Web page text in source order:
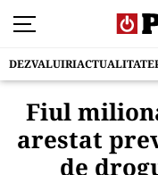
DEZVALUIRIACTUALITATE
Fiul
arestat
de